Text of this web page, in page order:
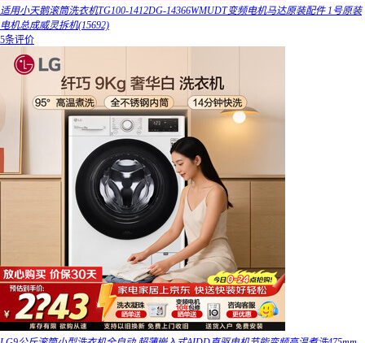
适用小天鹅滚筒洗衣机TG100-1412DG-14366WMUDT变频电机马达原装配件 1号原装
电机总成威灵拆机(15692)
5条评价